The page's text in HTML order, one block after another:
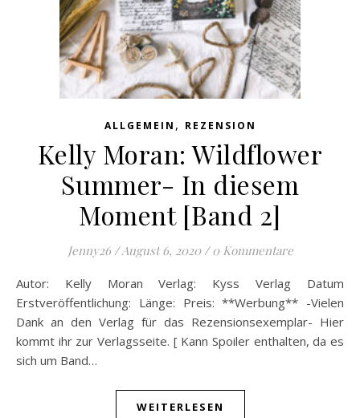
ALLGEMEIN , REZENSION
Kelly Moran: Wildflower
Summer- In diesem
Moment [Band 2]
Jenny26 /August 6, 2020 / 0 Kommentare
Autor: Kelly Moran Verlag: Kyss Verlag Datum
Erstveröffentlichung: Länge: Preis: **Werbung** -Vielen
Dank an den Verlag für das Rezensionsexemplar- Hier
kommt ihr zur Verlagsseite. [ Kann Spoiler enthalten, da es
sich um Band…
WEITERLESEN